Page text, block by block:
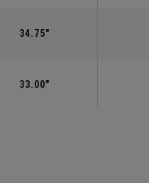
34.75"
33.00"